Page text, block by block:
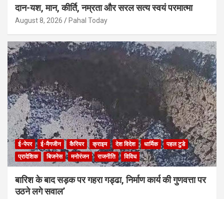
दान-यश, मान, कीर्ति, नम्रता और सरल सत्य स्वयं परमात्मा
August 8, 2026 Pahal Today
ई-पेपर ई-मैगजीन कैरियर क्राइम देश विदेश धार्मिक
पहल टुडे
प्रादेशिक
बिजनेस मनोरंजन राजनीति विविध
बारिश के बाद सड़क पर गहरा गड्ढा, निर्माण कार्य की गुणवत्ता पर
उठने लगे सवाल’